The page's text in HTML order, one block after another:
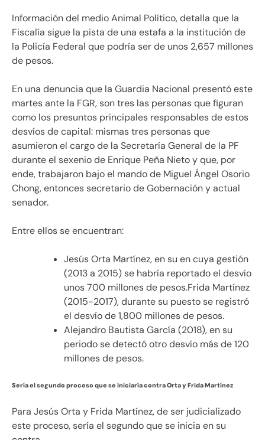
Información del medio Animal Político, detalla que la
Fiscalía sigue la pista de una estafa a la institución de
la Policía Federal que podría ser de unos 2,657 millones
de pesos.
En una denuncia que la Guardia Nacional presentó este
martes ante la FGR, son tres las personas que figuran
como los presuntos principales responsables de estos
desvíos de capital: mismas tres personas que
asumieron el cargo de la Secretaría General de la PF
durante el sexenio de Enrique Peña Nieto y que, por
ende, trabajaron bajo el mando de Miguel Ángel Osorio
Chong, entonces secretario de Gobernación y actual
senador.
Entre ellos se encuentran:
Jesús Orta Martínez, en su en cuya gestión
(2013 a 2015) se habría reportado el desvío
unos 700 millones de pesos.Frida Martínez
(2015-2017), durante su puesto se registró
el desvío de 1,800 millones de pesos.
Alejandro Bautista García (2018), en su
periodo se detectó otro desvío más de 120
millones de pesos.
Sería el segundo proceso que se iniciaría contra Orta y Frida Martínez
Para Jesús Orta y Frida Martínez, de ser judicializado
este proceso, sería el segundo que se inicia en su